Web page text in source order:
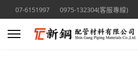
07-6151997 0975-132304(客服專線)